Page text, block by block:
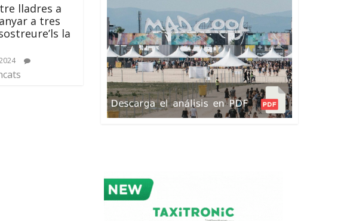
lladres a
a tres
la